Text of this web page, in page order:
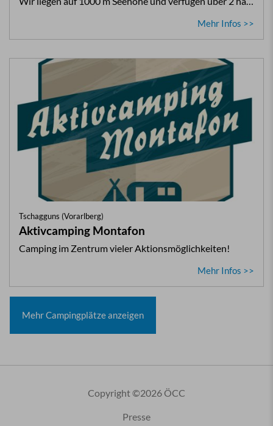
Mehr Infos >>
Tschagguns (Vorarlberg)
Aktivcamping Montafon
Camping im Zentrum vieler Aktionsmöglichkeiten!
Mehr Infos >>
Mehr Campingplätze anzeigen
Copyright ©2026 ÖCC
Presse